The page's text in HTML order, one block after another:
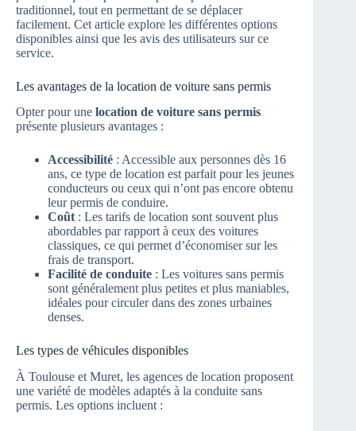
traditionnel, tout en permettant de se déplacer
facilement. Cet article explore les différentes options
disponibles ainsi que les avis des utilisateurs sur ce
service.
Les avantages de la location de voiture sans permis
Opter pour une location de voiture sans permis
présente plusieurs avantages :
Accessibilité : Accessible aux personnes dès 16
ans, ce type de location est parfait pour les jeunes
conducteurs ou ceux qui n’ont pas encore obtenu
leur permis de conduire.
Coût : Les tarifs de location sont souvent plus
abordables par rapport à ceux des voitures
classiques, ce qui permet d’économiser sur les
frais de transport.
Facilité de conduite : Les voitures sans permis
sont généralement plus petites et plus maniables,
idéales pour circuler dans des zones urbaines
denses.
Les types de véhicules disponibles
À Toulouse et Muret, les agences de location proposent
une variété de modèles adaptés à la conduite sans
permis. Les options incluent :